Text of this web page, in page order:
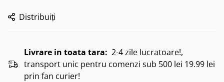
Distribuiți
Livrare in toata tara: 2-4 zile lucratoare!,
transport unic pentru comenzi sub 500 lei 19.99 lei
prin fan curier!